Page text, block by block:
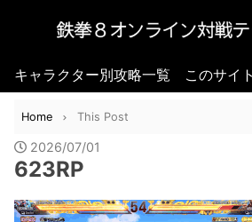
キャラクター別攻略一覧 このサイ
Home This Post
2026/07/01
623RP